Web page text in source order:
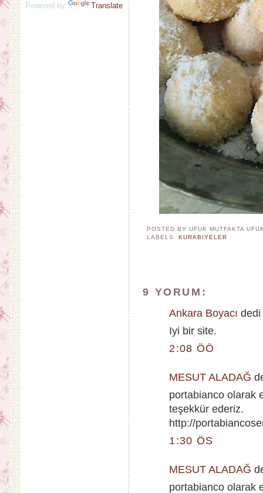
POSTED BY UFUK MUTFAKTA
LABELS:KURABIYELER
9 YORUM:
Ankara Boyacı
Iyi bir site.
2:08 ÖÖ
MESUT ALADAĞ
portabianco olarak
teşekkür ederiz.
http://
1:30 ÖS
MESUT ALADAĞ
portabianco olarak
Powered by Translate